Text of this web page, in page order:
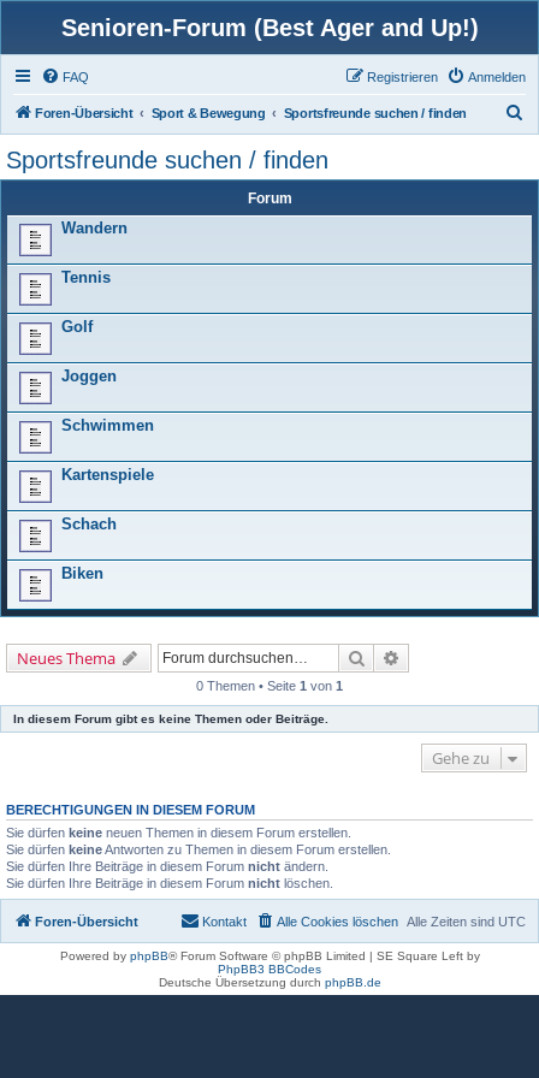
Senioren-Forum (Best Ager and Up!)
FAQ Anmelden
Registrieren
Foren-Übersicht Sport & Bewegung Sportsfreunde suchen / finden
Sportsfreunde suchen / finden
Forum
Wandern
Tennis
Golf
Joggen
Schwimmen
Kartenspiele
Schach
Biken
Neues Thema Suche
0 Themen • Seite 1 von 1
In diesem Forum gibt es keine Themen oder Beiträge.
Gehe zu
BERECHTIGUNGEN IN DIESEM FORUM
Sie dürfen keine neuen Themen in diesem Forum erstellen.
Sie dürfen keineAntworten zu Themen in diesem Forum erstellen.
Sie dürfen Ihre Beiträge in diesem Forum nicht ändern.
Sie dürfen Ihre Beiträge in diesem Forum nicht löschen.
Foren-Übersicht Alle Zeiten sind UTC
Alle Cookies löschen
Kontakt
Powered by phpBB® Forum Software © phpBB Limited | SE Square Left by
PhpBB3 BBCodes
Deutsche Übersetzung durch phpBB.de